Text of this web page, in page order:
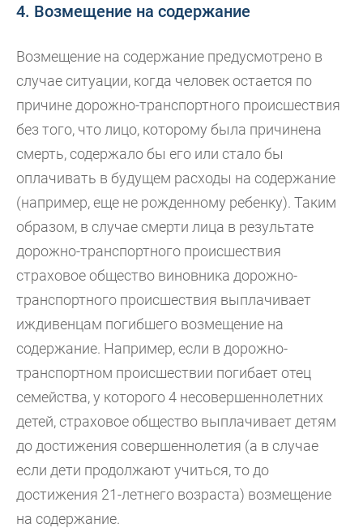
4. Возмещение на содержание
Возмещение на содержание предусмотрено в
случае ситуации, когда человек остается по
причине дорожно-транспортного происшествия
без того, что лицо, которому была причинена
смерть, содержало бы его или стало бы
оплачивать в будущем расходы на содержание
(например, еще не рожденному ребенку). Таким
образом, в случае смерти лица в результате
дорожно-транспортного происшествия
страховое общество виновника дорожно-
транспортного происшествия выплачивает
иждивенцам погибшего возмещение на
содержание. Например, если в дорожно-
транспортном происшествии погибает отец
семейства, у которого 4 несовершеннолетних
детей, страховое общество выплачивает детям
до достижения совершеннолетия (а в случае
если дети продолжают учиться, то до
достижения 21-летнего возраста) возмещение
на содержание.